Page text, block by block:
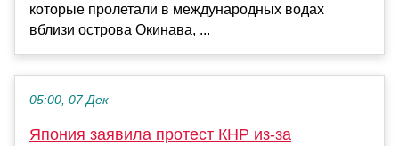
которые пролетали в международных водах
вблизи острова Окинава, ...
05:00, 07 Дек
Япония заявила протест КНР из-за